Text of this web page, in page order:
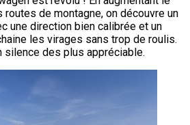
de montagne, on découvre un
une direction bien calibrée et un
les virages sans trop de roulis.
silence des plus appréciable.